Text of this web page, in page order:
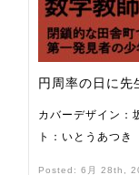
円周率の日に先
カバーデザイン：
ト：いとうあつき
Posted: 6月 28th,